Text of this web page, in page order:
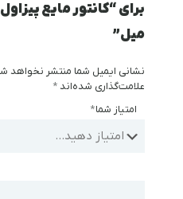
میل”
نشانی ایمیل شما منتشر نخواهد
علامت‌گذاری شده‌اند *
امتیاز شما*